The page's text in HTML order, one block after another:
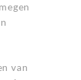
van